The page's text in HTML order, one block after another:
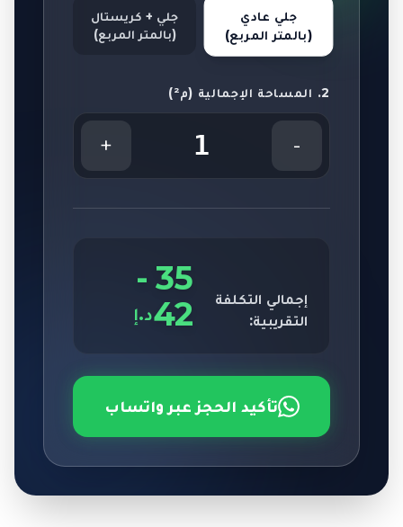
جلي عادي
(بالمتر المربع)
جلي + كريستال
(بالمتر المربع)
2. المساحة الإجمالية (م²)
-
1
+
إجمالي التكلفة
التقريبية:
35
-
42د.إ
تأكيد الحجز عبر واتساب